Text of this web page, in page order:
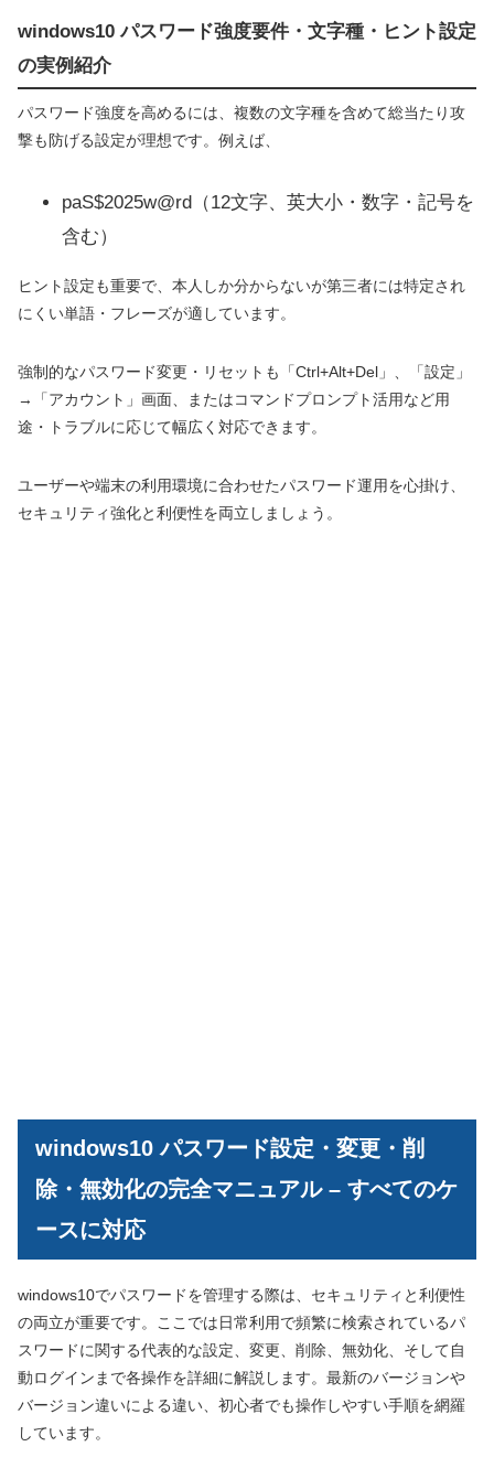
windows10 パスワード強度要件・文字種・ヒント設定
の実例紹介
パスワード強度を高めるには、複数の文字種を含めて総当たり攻
撃も防げる設定が理想です。例えば、
paS$2025w@rd（12文字、英大小・数字・記号を
含む）
ヒント設定も重要で、本人しか分からないが第三者には特定され
にくい単語・フレーズが適しています。
強制的なパスワード変更・リセットも「Ctrl+Alt+Del」、「設定」
→「アカウント」画面、またはコマンドプロンプト活用など用
途・トラブルに応じて幅広く対応できます。
ユーザーや端末の利用環境に合わせたパスワード運用を心掛け、
セキュリティ強化と利便性を両立しましょう。
windows10 パスワード設定・変更・削
除・無効化の完全マニュアル – すべてのケ
ースに対応
windows10でパスワードを管理する際は、セキュリティと利便性
の両立が重要です。ここでは日常利用で頻繁に検索されているパ
スワードに関する代表的な設定、変更、削除、無効化、そして自
動ログインまで各操作を詳細に解説します。最新のバージョンや
バージョン違いによる違い、初心者でも操作しやすい手順を網羅
しています。